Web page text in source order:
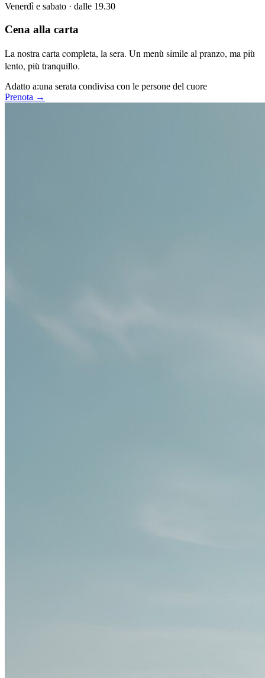
Venerdì e sabato · dalle 19.30
Cena alla carta
La nostra carta completa, la sera. Un menù simile al pranzo, ma più
lento, più tranquillo.
Adatto a:una serata condivisa con le persone del cuore
Prenota →